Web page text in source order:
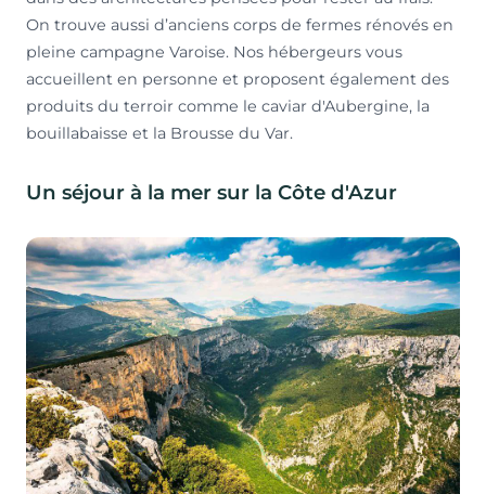
On trouve aussi d’anciens corps de fermes rénovés en
pleine campagne Varoise. Nos hébergeurs vous
accueillent en personne et proposent également des
produits du terroir comme le caviar d'Aubergine, la
bouillabaisse et la Brousse du Var.
Un séjour à la mer sur la Côte d'Azur